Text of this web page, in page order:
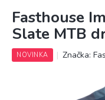
Fasthouse
Slate MTB
NOVINKA Značka: